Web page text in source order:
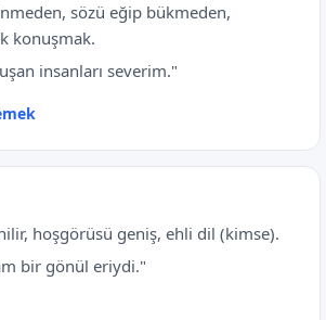
sözü eğip bükmeden,
konuşmak.
insanları severim."
hoşgörüsü geniş, ehli dil (kimse).
bir gönül eriydi."